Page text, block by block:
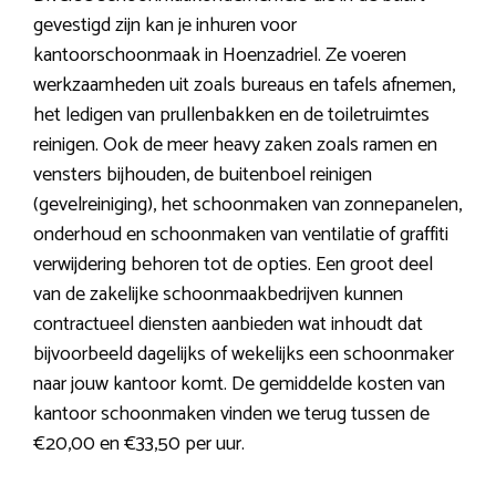
gevestigd zijn kan je inhuren voor
kantoorschoonmaak in Hoenzadriel. Ze voeren
werkzaamheden uit zoals bureaus en tafels afnemen,
het ledigen van prullenbakken en de toiletruimtes
reinigen. Ook de meer heavy zaken zoals ramen en
vensters bijhouden, de buitenboel reinigen
(gevelreiniging), het schoonmaken van zonnepanelen,
onderhoud en schoonmaken van ventilatie of graffiti
verwijdering behoren tot de opties. Een groot deel
van de zakelijke schoonmaakbedrijven kunnen
contractueel diensten aanbieden wat inhoudt dat
bijvoorbeeld dagelijks of wekelijks een schoonmaker
naar jouw kantoor komt. De gemiddelde kosten van
kantoor schoonmaken vinden we terug tussen de
€20,00 en €33,50 per uur.